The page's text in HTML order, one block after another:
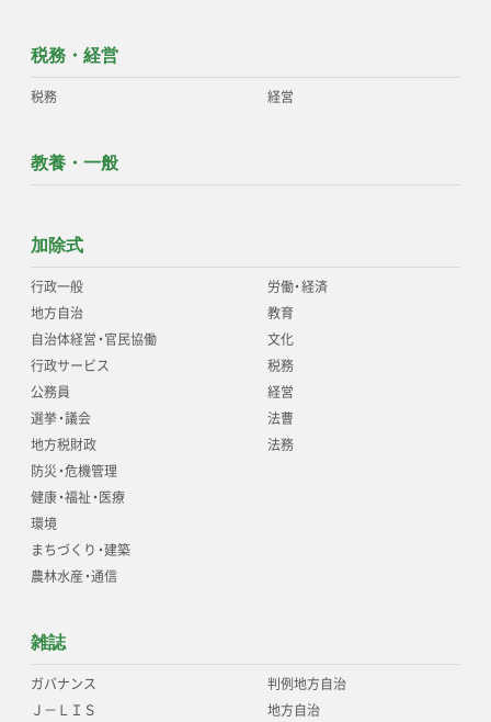
税務・経営
税務 経営
教養・一般
加除式
行政一般
地方自治
自治体経営・官民協働
行政サービス
公務員
選挙・議会
地方税財政
防災・危機管理
健康・福祉・医療
環境
まちづくり・建築
農林水産・通信
労働・経済
教育
文化
税務
経営
法曹
法務
雑誌
ガバナンス
Ｊ－ＬＩＳ
判例地方自治
地方自治